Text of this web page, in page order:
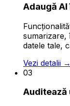
Adaugă
sumarizare,
datele tale,
Vezi detalii →
03
Auditează